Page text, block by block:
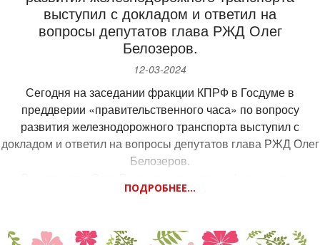
выступил с докладом и ответил на
вопросы депутатов глава РЖД Олег
Белозеров.
12-03-2024
Сегодня на заседании фракции КПРФ в Госдуме в
преддверии «правительственного часа» по вопросу
развития железнодорожного транспорта выступил с
докладом и ответил на вопросы депутатов глава РЖД Олег
Белозеров.
об итогах работы РЖД в сфере грузовых и пассажирских
деятельность компании и меры по повышению объемов
ПОДРОБНЕЕ...